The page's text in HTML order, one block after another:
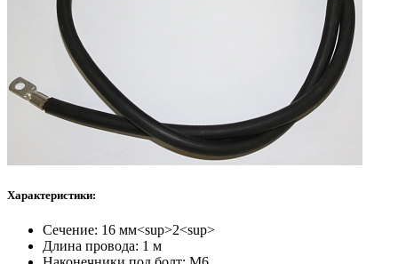
Характеристики:
Сечение: 16 мм<sup>2<sup>
Длина провода: 1 м